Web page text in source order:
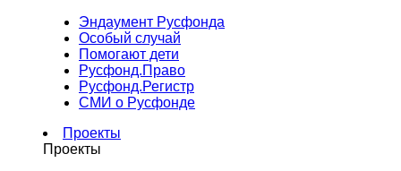
Эндаумент Русфонда
Особый случай
Помогают дети
Русфонд.Право
Русфонд.Регистр
СМИ о Русфонде
Проекты
Проекты